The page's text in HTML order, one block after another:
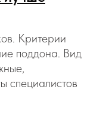
Критерии
поддона. Вид
специалистов